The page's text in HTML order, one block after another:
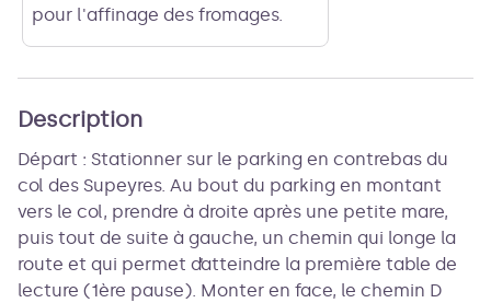
pour l'affinage des fromages.
Description
Départ : Stationner sur le parking en contrebas du
col des Supeyres. Au bout du parking en montant
vers le col, prendre à droite après une petite mare,
puis tout de suite à gauche, un chemin qui longe la
route et qui permet d’atteindre la première table de
lecture (1ère pause). Monter en face, le chemin D